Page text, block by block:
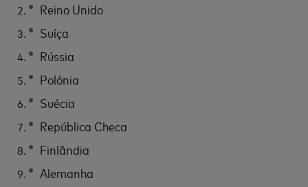
Reino Unido
Suíça
Rússia
Polónia
Suécia
República Checa
Finlândia
Alemanha